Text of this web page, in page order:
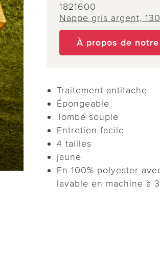
1821600
Nappe gris argent,
À propos de
Traitement antitache
Épongeable
Tombé souple
Entretien facile
4 tailles
jaune
En 100% polyester
lavable en machine à